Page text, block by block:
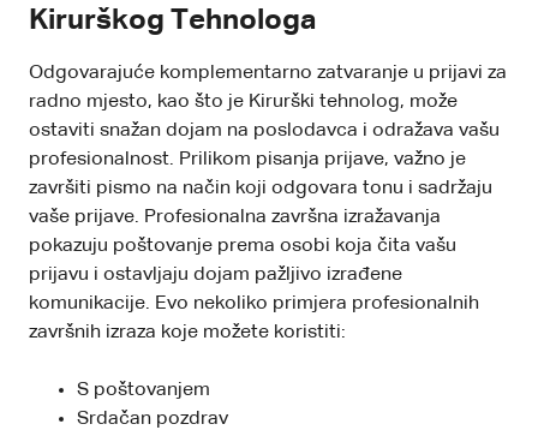
Kirurškog Tehnologa
Odgovarajuće komplementarno zatvaranje u prijavi za
radno mjesto, kao što je Kirurški tehnolog, može
ostaviti snažan dojam na poslodavca i odražava vašu
profesionalnost. Prilikom pisanja prijave, važno je
završiti pismo na način koji odgovara tonu i sadržaju
vaše prijave. Profesionalna završna izražavanja
pokazuju poštovanje prema osobi koja čita vašu
prijavu i ostavljaju dojam pažljivo izrađene
komunikacije. Evo nekoliko primjera profesionalnih
završnih izraza koje možete koristiti:
S poštovanjem
Srdačan pozdrav